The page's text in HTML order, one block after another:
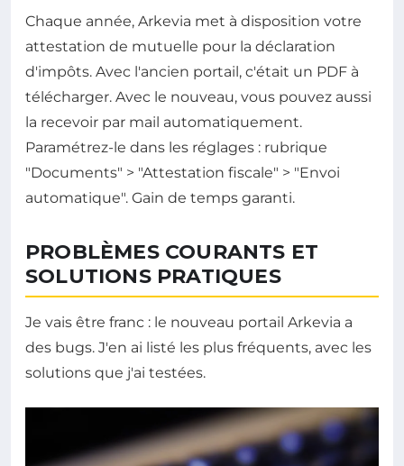
Chaque année, Arkevia met à disposition votre
attestation de mutuelle pour la déclaration
d'impôts. Avec l'ancien portail, c'était un PDF à
télécharger. Avec le nouveau, vous pouvez aussi
la recevoir par mail automatiquement.
Paramétrez-le dans les réglages : rubrique
"Documents" > "Attestation fiscale" > "Envoi
automatique". Gain de temps garanti.
PROBLÈMES COURANTS ET
SOLUTIONS PRATIQUES
Je vais être franc : le nouveau portail Arkevia a
des bugs. J'en ai listé les plus fréquents, avec les
solutions que j'ai testées.